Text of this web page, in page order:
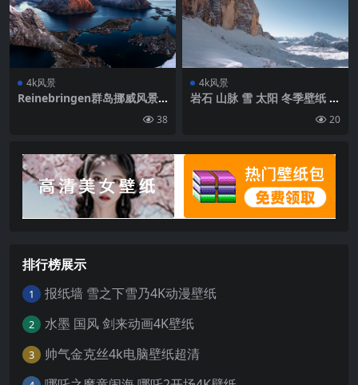
4k风景
Reinebringen群岛挪威风景4
38
4k风景
岩石 山脉 雪 太阳 冬季壁纸 背
20
排行榜展示
1 报纸墙 雪之下雪乃4K动漫壁纸
2 水墨 国风 剑来动画4K壁纸
3 帅气金克丝4k电脑壁纸超清